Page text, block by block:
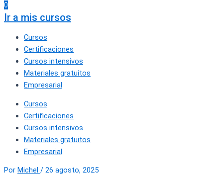
0
Ir a mis cursos
Cursos
Certificaciones
Cursos intensivos
Materiales gratuitos
Empresarial
Cursos
Certificaciones
Cursos intensivos
Materiales gratuitos
Empresarial
Por Michel / 26 agosto, 2025